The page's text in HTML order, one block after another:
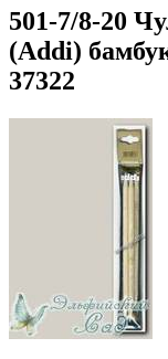
501-7/8-20
(Addi)
37322